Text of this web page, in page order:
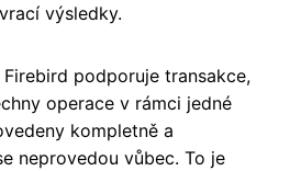
výsledky.
podporuje transakce,
operace v rámci jedné
kompletně a
neprovedou vůbec. To je